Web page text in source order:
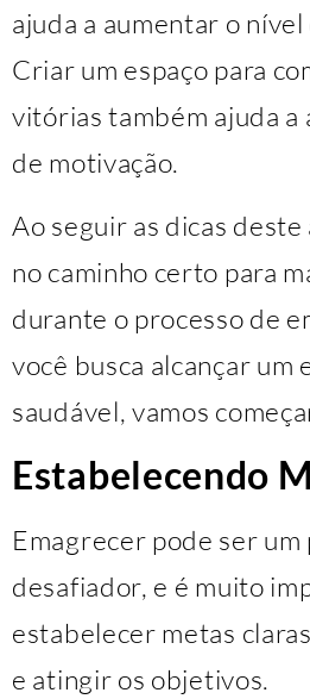
ajuda a aumentar o
Criar um espaço para
vitórias também ajuda a
de motivação.
Ao seguir as dicas
no caminho certo para
durante o processo de
você busca alcançar um
saudável, vamos
Estabelecendo
Emagrecer pode ser um
desafiador, e é muito
estabelecer metas
e atingir os objetivos.